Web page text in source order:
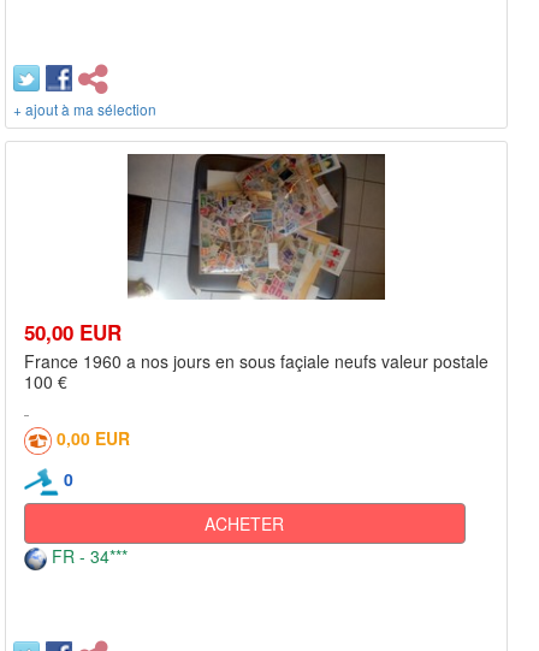
+ ajout à ma sélection
50,00 EUR
France 1960 a nos jours en sous façiale neufs valeur postale
100 €
0,00 EUR
0
ACHETER
FR - 34***